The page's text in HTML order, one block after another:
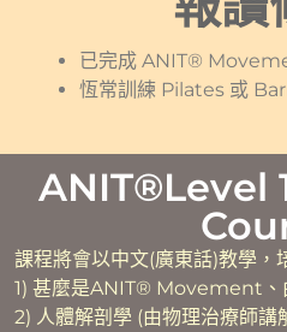
已完成 ANIT®
恆常訓練 Pilates 或
ANIT®Level
課程將會以中文(廣東話)教學，
1) 甚麼是ANIT® Movement、
2) 人體解剖學 (由物理治療師講